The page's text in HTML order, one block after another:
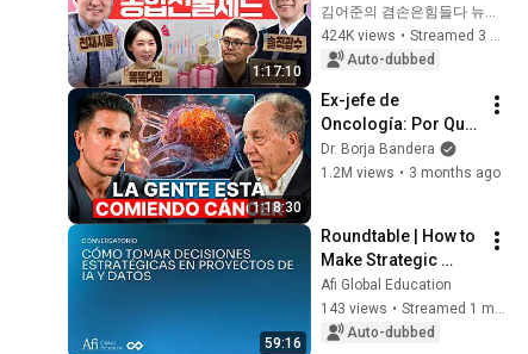
1:17:10
relief set to comfort
national investors in
a rapidly chan...
김어준의 겸손은힘들다 뉴스공장
424K views •
Streamed 3 weeks ago
Auto-dubbed
1:18:30
Ex-jefe de
Oncología: Por Qué
España Tiene Tantos
Casos de Cáncer (la
Dr. Borja Bandera
1.2M views • 3 months ago
59:16
Roundtable | How to
Make Strategic
Decisions in AI and
Data Projects
Afi Global Education
143 views •
Streamed 1 month ago
Auto-dubbed